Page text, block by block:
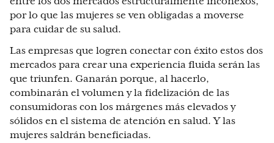
por lo que las mujeres se ven obligadas a moverse
para cuidar de su salud.
Las empresas que logren conectar con éxito estos dos
mercados para crear una experiencia fluida serán las
que triunfen. Ganarán porque, al hacerlo,
combinarán el volumen y la fidelización de las
consumidoras con los márgenes más elevados y
sólidos en el sistema de atención en salud. Y las
mujeres saldrán beneficiadas.